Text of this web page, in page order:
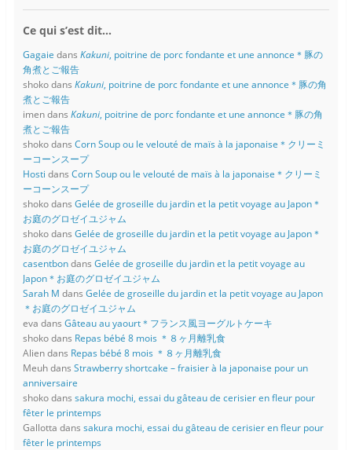
Ce qui s’est dit…
Gagaie dans Kakuni, poitrine de porc fondante et une annonce＊豚の
角煮とご報告
shokodans Kakuni, poitrine de porc fondante et une annonce＊豚の角
煮とご報告
imendans Kakuni, poitrine de porc fondante et une annonce＊豚の角
煮とご報告
shokodans Corn Soup ou le velouté de maïs à la japonaise＊クリーミ
ーコーンスープ
Hosti dans Corn Soup ou le velouté de maïs à la japonaise＊クリーミ
ーコーンスープ
shokodans Gelée de groseille du jardin et la petit voyage au Japon＊
お庭のグロゼイユジャム
shokodans Gelée de groseille du jardin et la petit voyage au Japon＊
お庭のグロゼイユジャム
casentbondans Gelée de groseille du jardin et la petit voyage au
Japon＊お庭のグロゼイユジャム
Sarah M dans Gelée de groseille du jardin et la petit voyage au Japon
＊お庭のグロゼイユジャム
eva dans Gâteau au yaourt＊フランス風ヨーグルトケーキ
shokodans Repas bébé 8 mois ＊８ヶ月離乳食
Aliendans Repas bébé 8 mois ＊８ヶ月離乳食
Meuhdans Strawberry shortcake – fraisier à la japonaise pour un
anniversaire
shokodans sakura mochi, essai du gâteau de cerisier en fleur pour
fêter le printemps
Gallotta dans sakura mochi, essai du gâteau de cerisier en fleur pour
fêter le printemps